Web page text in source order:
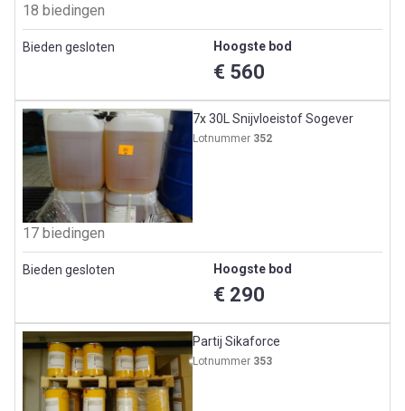
18 biedingen
Bieden gesloten Hoogste bod
€ 560
7x 30L Snijvloeistof Sogever
Lotnummer 352
17 biedingen
Bieden gesloten Hoogste bod
€ 290
Partij Sikaforce
Lotnummer 353